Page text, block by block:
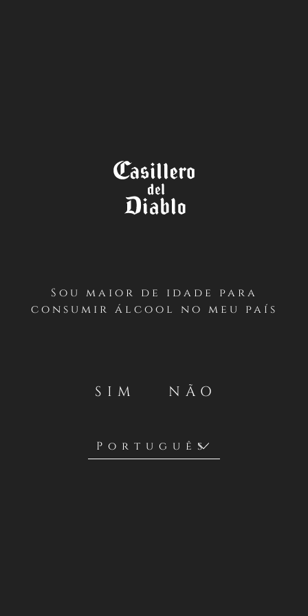
Sou maior de idade para
consumir álcool no meu país
SIM NÃO